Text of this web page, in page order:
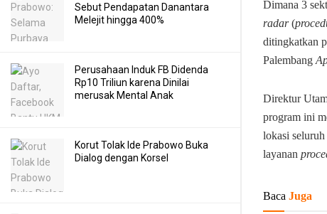
Sebut Pendapatan Danantara
Melejit hingga 400%
Perusahaan Induk FB Didenda
Rp10 Triliun karena Dinilai
merusak Mental Anak
Korut Tolak Ide Prabowo Buka
Dialog dengan Korsel
Dimana 3
radar(
ditingkatkan
Palembang
Direktur
program ini
lokasi
layanan
Baca Juga